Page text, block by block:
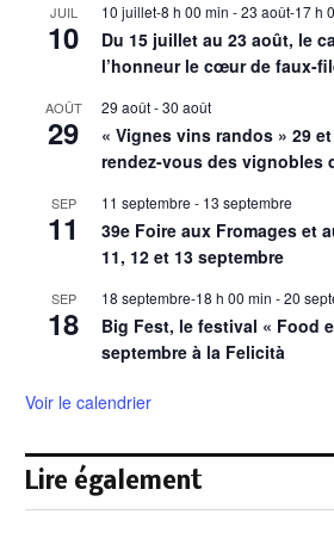
JUIL
10
10 juillet-8 h 00 min -23 août-17 h
Du 15 juillet au 23 août, le
l’honneur le cœur de faux-
AOÛT
29
29 août-30 août
« Vignes vins randos » 29
rendez-vous des vignobles
SEP
11
11 septembre - 13 septembre
39e Foire aux Fromages et
11, 12 et 13 septembre
SEP
18
18 septembre-18 h 00 min -20
Big Fest, le festival « Food
septembre à la Felicità
Voir le calendrier
Lire également